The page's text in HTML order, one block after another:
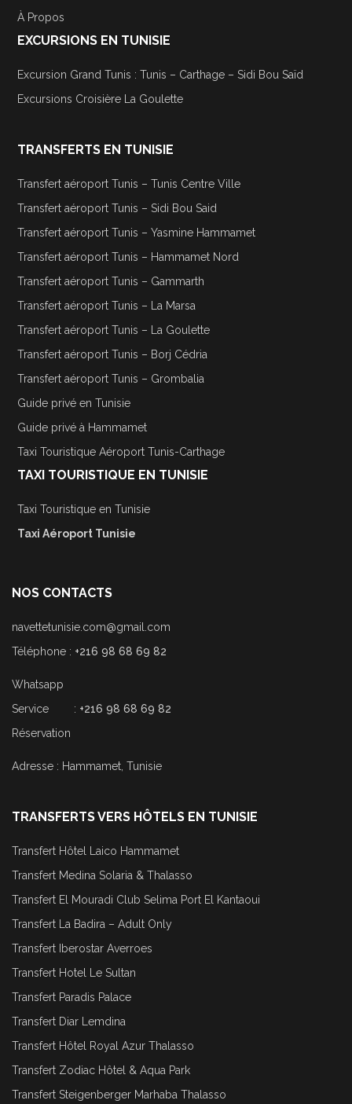
À Propos
EXCURSIONS EN TUNISIE
Excursion Grand Tunis : Tunis – Carthage – Sidi Bou Saïd
Excursions Croisière La Goulette
TRANSFERTS EN TUNISIE
Transfert aéroport Tunis – Tunis Centre Ville
Transfert aéroport Tunis – Sidi Bou Said
Transfert aéroport Tunis – Yasmine Hammamet
Transfert aéroport Tunis – Hammamet Nord
Transfert aéroport Tunis – Gammarth
Transfert aéroport Tunis – La Marsa
Transfert aéroport Tunis – La Goulette
Transfert aéroport Tunis – Borj Cédria
Transfert aéroport Tunis – Grombalia
Guide privé en Tunisie
Guide privé à Hammamet
Taxi Touristique Aéroport Tunis-Carthage
TAXI TOURISTIQUE EN TUNISIE
Taxi Touristique en Tunisie
Taxi Aéroport Tunisie
NOS CONTACTS
navettetunisie.com@gmail.com
Téléphone : +216 98 68 69 82
Whatsapp
Service : +216 98 68 69 82
Réservation
Adresse : Hammamet, Tunisie
TRANSFERTS VERS HÔTELS EN TUNISIE
Transfert Hôtel Laico Hammamet
Transfert Medina Solaria & Thalasso
Transfert El Mouradi Club Selima Port El Kantaoui
Transfert La Badira – Adult Only
Transfert Iberostar Averroes
Transfert Hotel Le Sultan
Transfert Paradis Palace
Transfert Diar Lemdina
Transfert Hôtel Royal Azur Thalasso
Transfert Zodiac Hôtel & Aqua Park
Transfert Steigenberger Marhaba Thalasso